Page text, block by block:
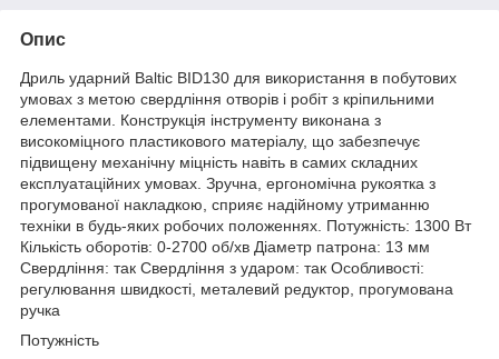
Опис
Дриль ударний Baltic BID130 для використання в побутових
умовах з метою свердління отворів і робіт з кріпильними
елементами. Конструкція інструменту виконана з
високоміцного пластикового матеріалу, що забезпечує
підвищену механічну міцність навіть в самих складних
експлуатаційних умовах. Зручна, ергономічна рукоятка з
прогумованої накладкою, сприяє надійному утриманню
техніки в будь-яких робочих положеннях. Потужність: 1300 Вт
Кількість оборотів: 0-2700 об/хв Діаметр патрона: 13 мм
Свердління: так Свердління з ударом: так Особливості:
регулювання швидкості, металевий редуктор, прогумована
ручка
Потужність